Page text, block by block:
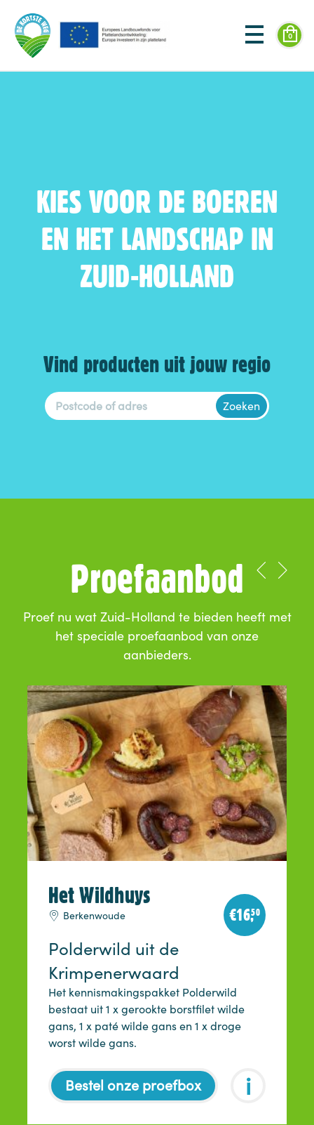
0
KIES VOOR DE BOEREN
EN HET LANDSCHAP IN
ZUID-HOLLAND
Vind producten uit jouw regio
Zoeken
Proefaanbod
Proef nu wat Zuid-Holland te bieden heeft met
het speciale proefaanbod van onze
aanbieders.
Het Wildhuys
Berkenwoude
Polderwild uit de
Krimpenerwaard
€16,50
Het kennismakingspakket Polderwild
bestaat uit 1 x gerookte borstfilet wilde
gans, 1 x paté wilde gans en 1 x droge
worst wilde gans.
Bestel onze proefbox i